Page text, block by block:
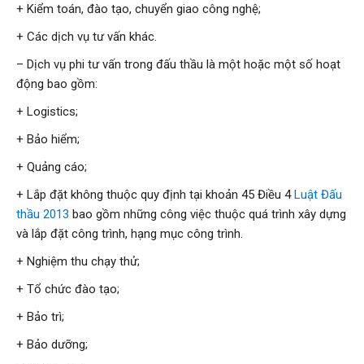
+ Kiểm toán, đào tạo, chuyển giao công nghệ;
+ Các dịch vụ tư vấn khác.
– Dịch vụ phi tư vấn trong đấu thầu là một hoặc một số hoạt
động bao gồm:
+ Logistics;
+ Bảo hiểm;
+ Quảng cáo;
+ Lắp đặt không thuộc quy định tại khoản 45 Điều 4Luật Đấu
thầu 2013 bao gồm những công việc thuộc quá trình xây dựng
và lắp đặt công trình, hạng mục công trình.
+ Nghiệm thu chạy thử;
+ Tổ chức đào tạo;
+ Bảo trì;
+ Bảo dưỡng;